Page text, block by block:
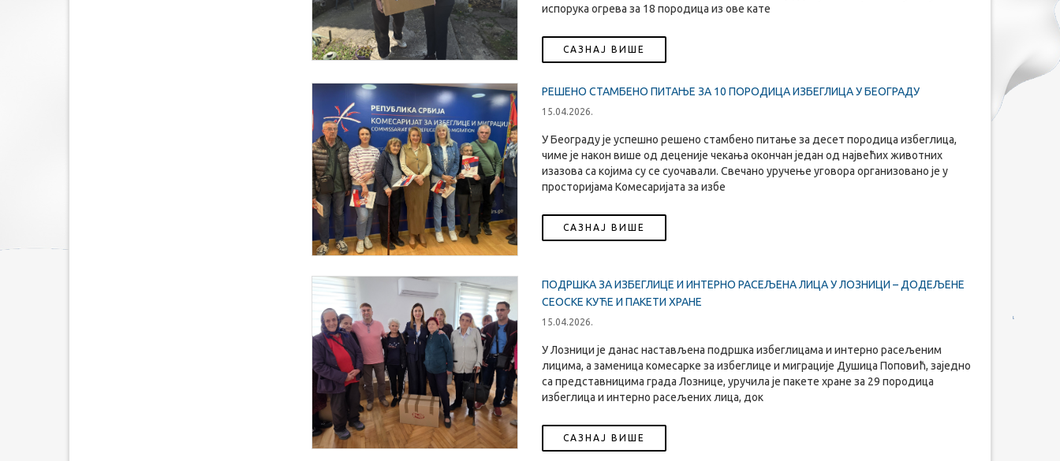
испорука огрева за 18 породица из ове кате
САЗНАЈ ВИШЕ
РЕШЕНО СТАМБЕНО ПИТАЊЕ ЗА 10 ПОРОДИЦА ИЗБЕГЛИЦА У БЕОГРАДУ
15.04.2026.
У Београду је успешно решено стамбено питање за десет породица избеглица,
чиме је након више од деценије чекања окончан један од највећих животних
изазова са којима су се суочавали. Свечано уручење уговора организовано је у
просторијама Комесаријата за избе
САЗНАЈ ВИШЕ
ПОДРШКА ЗА ИЗБЕГЛИЦЕ И ИНТЕРНО РАСЕЉЕНА ЛИЦА У ЛОЗНИЦИ – ДОДЕЉЕНЕ
СЕОСКЕ КУЋЕ И ПАКЕТИ ХРАНЕ
15.04.2026.
У Лозници је данас настављена подршка избеглицама и интерно расељеним
лицима, а заменица комесарке за избеглице и миграције Душица Поповић, заједно
са представницима града Лознице, уручила је пакете хране за 29 породица
избеглица и интерно расељених лица, док
САЗНАЈ ВИШЕ